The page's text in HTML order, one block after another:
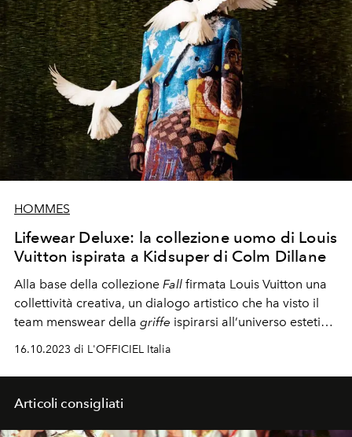
HOMMES
Lifewear Deluxe: la collezione uomo di Louis
Vuitton ispirata a Kidsuper di Colm Dillane
Alla base della collezione Fall firmata Louis Vuitton una
collettività creativa, un dialogo artistico che ha visto il
team menswear della griffe ispirarsi all’universo estetico
del designer americano Colm Dillane, che con il suo
dell’abbigliamento contemporaneo. Scopri su
L'OFFICIEL Italia autunno inverno
Vuitton, negli scatti di Luis Alberto Rodriguez...
16.10.2023 di L'OFFICIEL Italia
Articoli consigliati